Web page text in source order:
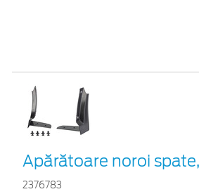
Apărătoare noroi
2376783